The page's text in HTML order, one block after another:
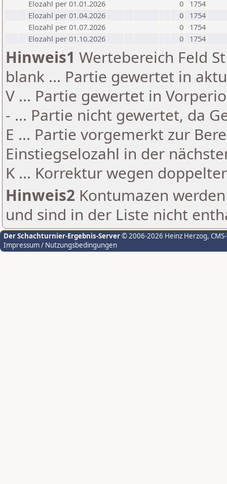
Elozahl per 01.01.2026
0
1754
Elozahl per 01.04.2026
0
1754
Elozahl per 01.07.2026
0
1754
Elozahl per 01.10.2026
0 1754
Hinweis1 Wertebereich Feld
blank ... Partie gewertet in
V ... Partie gewertet in
- ... Partie nicht gewertet, da
E ... Partie vorgemerkt zur
Einstiegselozahl in der
K ... Korrektur wegen
Hinweis2 Kontumazen
und sind in der Liste nicht
Der Schachturnier-Ergebnis-Server© 2006-2026 Heinz Herzog,
Impressum / Nutzungsbedingungen